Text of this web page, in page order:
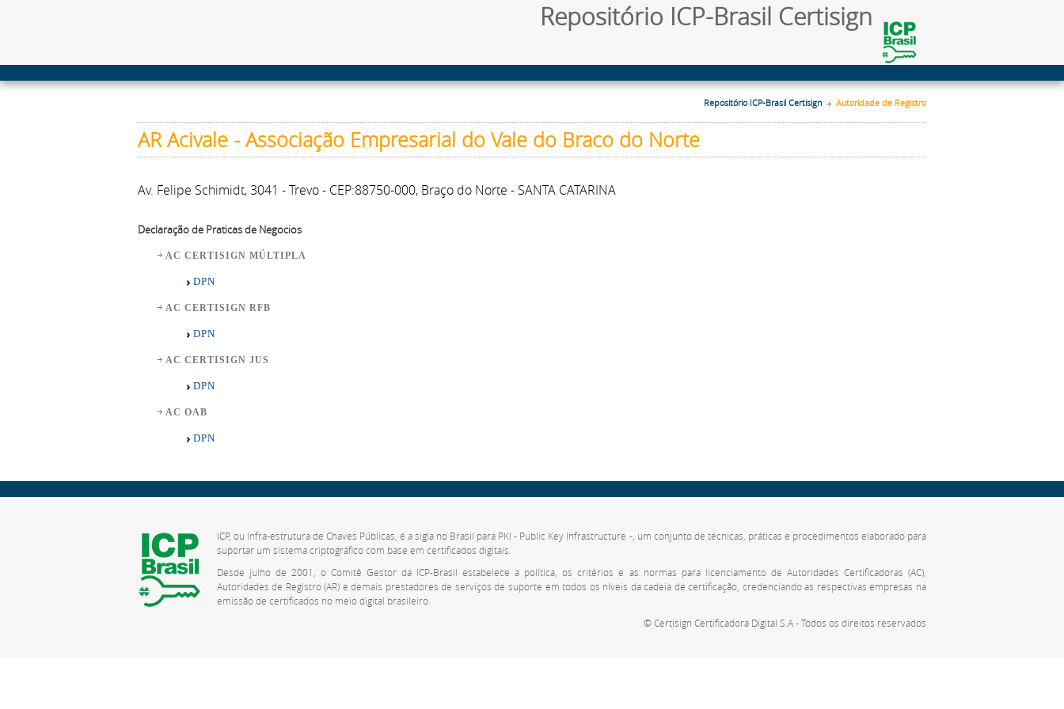
Repositório ICP-Brasil Certisign
Repositório ICP-Brasil Certisign Autoridade de Registro
AR Acivale - Associação Empresarial do Vale do Braco do Norte
Av. Felipe Schimidt, 3041 - Trevo - CEP:88750-000, Braço do Norte - SANTA CATARINA
Declaração de Praticas de Negocios
AC CERTISIGN MÚLTIPLA
DPN
AC CERTISIGN RFB
DPN
AC CERTISIGN JUS
DPN
AC OAB
DPN
ICP, ou Infra-estrutura de Chaves Públicas, é a sigla no Brasil para PKI - Public Key Infrastructure -, um conjunto de técnicas, práticas e procedimentos elaborado para
suportar um sistema criptográfico com base em certificados digitais.
Desde julho de 2001, o Comitê Gestor da ICP-Brasil estabelece a política, os critérios e as normas para licenciamento de Autoridades Certificadoras (AC),
Autoridades de Registro (AR) e demais prestadores de serviços de suporte em todos os níveis da cadeia de certificação, credenciando as respectivas empresas na
emissão de certificados no meio digital brasileiro.
© Certisign Certificadora Digital S.A - Todos os direitos reservados